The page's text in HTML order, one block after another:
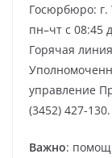
Госюрбюро: г.
пн–чт с 08:45
Горячая
управление
(3452) 427-130.
Важно: